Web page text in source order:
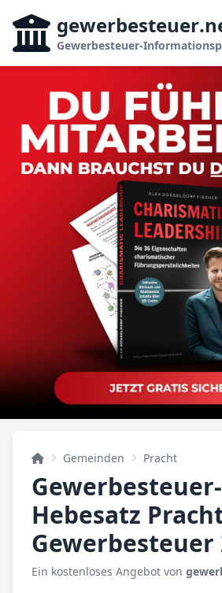
gewerbesteuer
Gewerbesteuer-
Gemeinden Pracht
Gewerbesteuer-
Hebesatz
Gewerbesteuer
Ein kostenloses Angebot von